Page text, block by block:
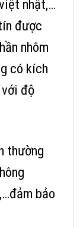
nhật,…
được
nhôm
có kích
độ
thường
bảo